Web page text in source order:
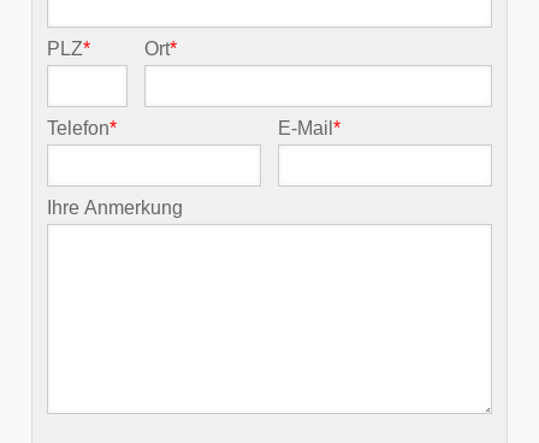
PLZ* Ort*
Telefon* E-Mail*
Ihre Anmerkung